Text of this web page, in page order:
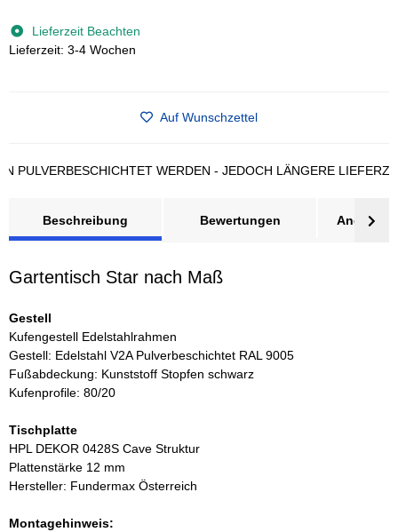
Lieferzeit Beachten
Lieferzeit: 3-4 Wochen
Auf Wunschzettel
WERDEN - JEDOCH LÄNGERE LIEFERZEIT
Beschreibung Bewertungen Angebot
Gartentisch Star nach Maß
Gestell
Kufengestell Edelstahlrahmen
Gestell: Edelstahl V2A Pulverbeschichtet RAL 9005
Fußabdeckung: Kunststoff Stopfen schwarz
Kufenprofile: 80/20
Tischplatte
HPL DEKOR 0428S Cave Struktur
Plattenstärke 12 mm
Hersteller: Fundermax Österreich
Montagehinweis: